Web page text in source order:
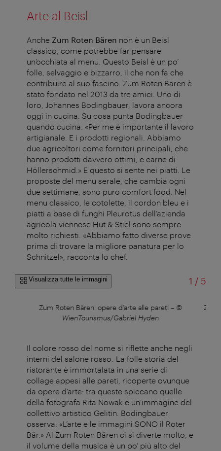
Arte al Beisl
Anche Zum Roten Bären non è un Beisl
classico, come potrebbe far pensare
un’occhiata al menu. Questo Beisl è un po’
folle, selvaggio e bizzarro, il che non fa che
contribuire al suo fascino. Zum Roten Bären è
stato fondato nel 2013 da tre amici. Uno di
loro, Johannes Bodingbauer, lavora ancora
oggi in cucina. Su cosa punta Bodingbauer
quando cucina: «Per me è importante il lavoro
artigianale. E i prodotti regionali. Abbiamo
due agricoltori come fornitori principali, che
hanno prodotti davvero ottimi, e carne di
Höllerschmid.» E questo si sente nei piatti. Le
proposte del menu serale, che cambia ogni
due settimane, sono puro comfort food. Nel
menu classico, le cotolette, il cordon bleu e i
piatti a base di funghi Pleurotus dell’azienda
agricola viennese Hut & Stiel sono sempre
molto richiesti. «Abbiamo fatto diverse prove
prima di trovare la migliore panatura per lo
Schnitzel», racconta lo chef.
Visualizza tutte le immagini 1 /di
5
Zum Roten Bären: opere d’arte alle pareti – ©
WienTourismus/Gabriel Hyden
Zum
Il colore rosso del nome si riflette anche negli
interni del salone rosso. La folle storia del
ristorante è immortalata in una serie di
collage appesi alle pareti, ricoperte ovunque
da opere d’arte: tra queste spiccano quelle
della fotografa Rita Nowak e un’immagine del
collettivo artistico Gelitin. Bodingbauer
osserva: «L’arte e le immagini SONO il Roter
Bär.» Al Zum Roten Bären ci si diverte molto, e
il volume della musica è un po’ più alto del